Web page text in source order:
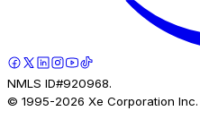
NMLS ID#920968.
© 1995-2026 Xe Corporation Inc.